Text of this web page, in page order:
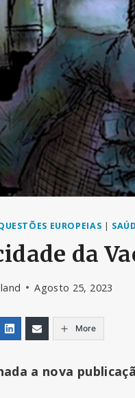
EUROPEIAS |
da
Agosto 25, 2023
More
a nova